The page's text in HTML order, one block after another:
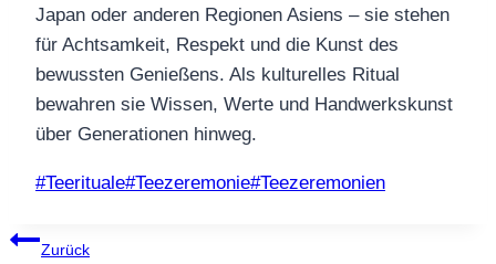
Japan oder anderen Regionen Asiens – sie stehen
für Achtsamkeit, Respekt und die Kunst des
bewussten Genießens. Als kulturelles Ritual
bewahren sie Wissen, Werte und Handwerkskunst
über Generationen hinweg.
Schlagworte:
#Teerituale#Teezeremonie#Teezeremonien
Beitragsnavigation
Zurück